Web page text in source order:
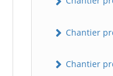
Chantier
Chantier